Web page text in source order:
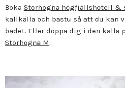
Boka Storhogna högfjällshotell &
kallkälla och bastu så att du kan
badet. Eller doppa dig i den kalla
Storhogna M.